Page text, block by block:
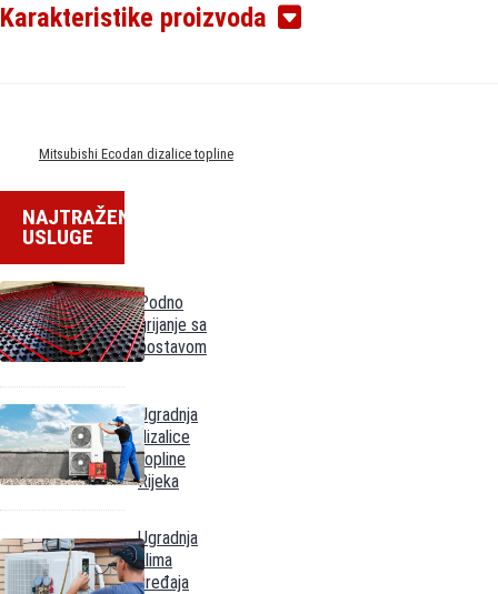
Karakteristike proizvoda
Mitsubishi Ecodan dizalice topline
NAJTRAŽENIJE
USLUGE
Podno
grijanje sa
postavom
Ugradnja
dizalice
topline
Rijeka
Ugradnja
klima
uređaja